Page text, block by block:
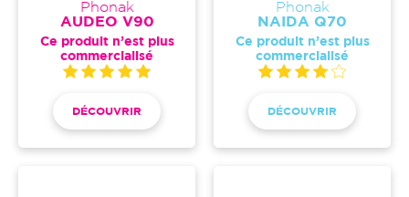
Phonak
AUDEO V90
Ce produit n’est plus
commercialisé
DÉCOUVRIR
Phonak
NAIDA Q70
Ce produit n’est plus
commercialisé
DÉCOUVRIR